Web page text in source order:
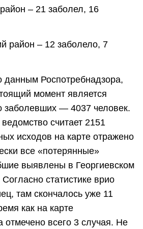
– 21 заболел, 16
район – 12 заболело, 7
данным Роспотребнадзора,
момент является
заболевших — 4037 человек.
считает 2151
исходов на карте отражено
все «потерянные»
выявлены в Георгиевском
статистике врио
там скончалось уже 11
как на карте
отмечено всего 3 случая. Не